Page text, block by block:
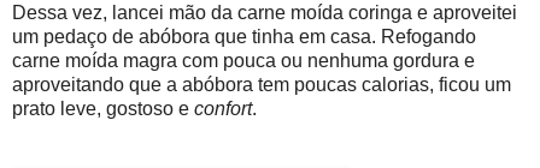
Dessa vez, lancei mão da carne moída coringa e aproveitei
um pedaço de abóbora que tinha em casa. Refogando
carne moída magra com pouca ou nenhuma gordura e
aproveitando que a abóbora tem poucas calorias, ficou um
prato leve, gostoso e confort.